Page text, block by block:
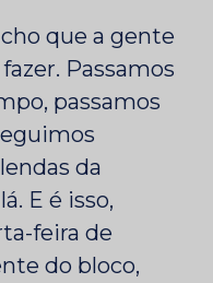
que a gente
Passamos
passamos
da
E é isso,
feira de
do bloco,